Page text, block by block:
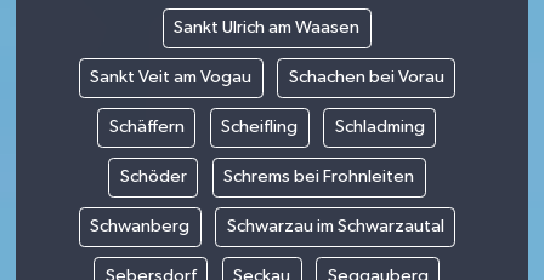
Sankt Ulrich am Waasen
Sankt Veit am Vogau Schachen bei Vorau
Schäffern Scheifling Schladming
Schöder Schrems bei Frohnleiten
Schwanberg Schwarzau im Schwarzautal
Sebersdorf Seckau Seggauberg